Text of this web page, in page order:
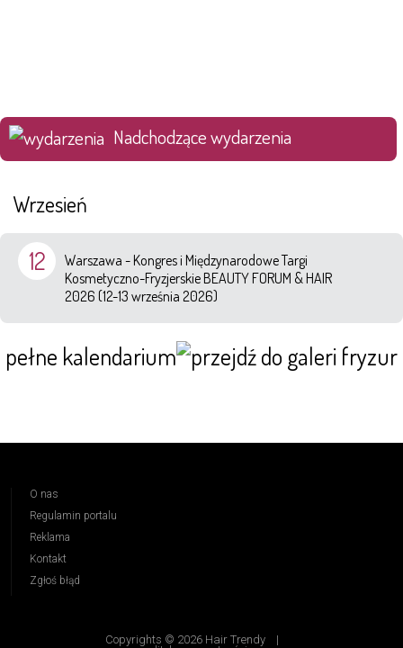
Nadchodzące wydarzenia
Wrzesień
12
Warszawa - Kongres i Międzynarodowe Targi
Kosmetyczno-Fryzjerskie BEAUTY FORUM & HAIR
2026 (12-13 września 2026)
pełne kalendarium
O nas
Regulamin portalu
Reklama
Kontakt
Zgłoś błąd
Copyrights © 2026 Hair Trendy |